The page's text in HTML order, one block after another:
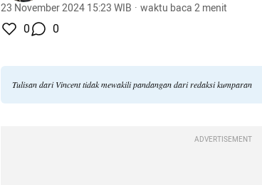
23 November 2024 15:23 WIB · waktu baca 2 menit
0 0
Tulisan dari Vincent tidak mewakili pandangan dari redaksi kumparan
ADVERTISEMENT